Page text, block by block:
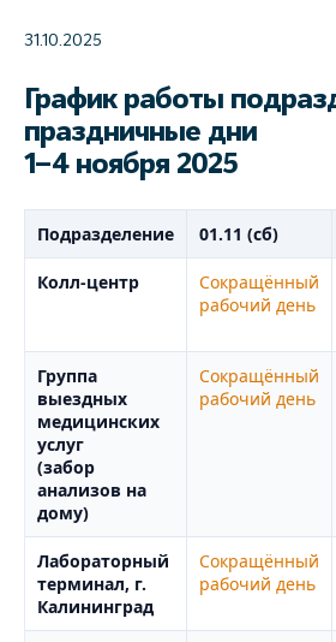
31.10.2025
График работы
праздничные дни
1–4 ноября 2025
Подразделение 01.11 (сб)
Колл-центр
Сокращённый
рабочий день
Группа
выездных
медицинских
услуг
(забор
анализов на
дому)
Сокращённый
рабочий день
Лабораторный
терминал, г.
Калининград
Сокращённый
рабочий день